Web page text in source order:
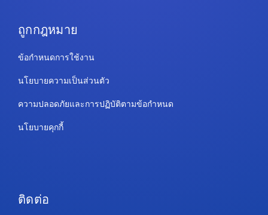
ถูกกฎหมาย
ข้อกำหนดการใช้งาน
นโยบายความเป็นส่วนตัว
ความปลอดภัยและการปฏิบัติตามข้อกำหนด
นโยบายคุกกี้
ติดต่อ